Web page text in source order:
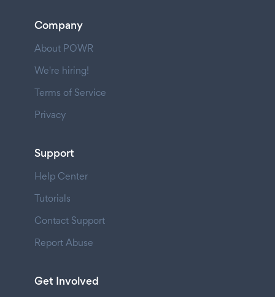
Company
About POWR
We're hiring!
Terms of Service
Privacy
Support
Help Center
Tutorials
Contact Support
Report Abuse
Get Involved